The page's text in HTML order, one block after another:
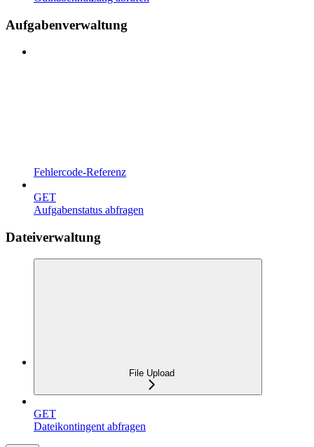
Aufgabenverwaltung
Fehlercode-Referenz
GET
Aufgabenstatus abfragen
Dateiverwaltung
File Upload
GET
Dateikontingent abfragen